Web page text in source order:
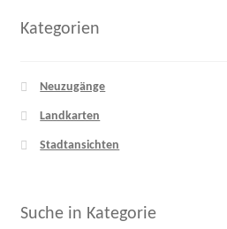
Kategorien
Neuzugänge
Landkarten
Stadtansichten
Suche in Kategorie